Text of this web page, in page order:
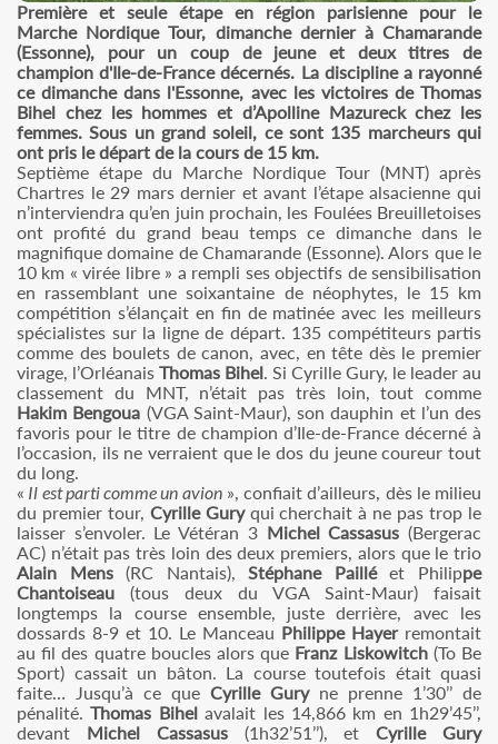
Première et seule étape en région parisienne pour le
Marche Nordique Tour, dimanche dernier à Chamarande
(Essonne), pour un coup de jeune et deux titres de
champion d'Ile-de-France décernés. La discipline a rayonné
ce dimanche dans l'Essonne, avec les victoires de Thomas
Bihel chez les hommes et d’Apolline Mazureck chez les
femmes. Sous un grand soleil, ce sont 135 marcheurs qui
ont pris le départ de la cours de 15 km.
Septième étape du Marche Nordique Tour (MNT) après
Chartres le 29 mars dernier et avant l’étape alsacienne qui
n’interviendra qu’en juin prochain, les Foulées Breuilletoises
ont profité du grand beau temps ce dimanche dans le
magnifique domaine de Chamarande (Essonne). Alors que le
10 km « virée libre » a rempli ses objectifs de sensibilisation
en rassemblant une soixantaine de néophytes, le 15 km
compétition s’élançait en fin de matinée avec les meilleurs
spécialistes sur la ligne de départ. 135 compétiteurs partis
comme des boulets de canon, avec, en tête dès le premier
virage, l’Orléanais Thomas Bihel. Si Cyrille Gury, le leader au
classement du MNT, n’était pas très loin, tout comme
Hakim Bengoua (VGA Saint-Maur), son dauphin et l’un des
favoris pour le titre de champion d’Ile-de-France décerné à
l’occasion, ils ne verraient que le dos du jeune coureur tout
du long.
« Il est parti comme un avion», confiait d’ailleurs, dès le milieu
du premier tour, Cyrille Guryqui cherchait à ne pas trop le
laisser s’envoler. Le Vétéran 3 Michel Cassasus (Bergerac
AC) n’était pas très loin des deux premiers, alors que le trio
Alain Mens(RC Nantais),Stéphane Pailléet Philippe
Chantoiseau (tous deux du VGA Saint-Maur) faisait
longtemps la course ensemble, juste derrière, avec les
dossards 8-9 et 10. Le Manceau Philippe Hayerremontait
au fil des quatre boucles alors que Franz Liskowitch (To Be
Sport) cassait un bâton. La course toutefois était quasi
faite… Jusqu’à ce que Cyrille Guryne prenne 1’30’’ de
pénalité.Thomas Bihelavalait les 14,866 km en 1h29’45’’,
devant Michel Cassasus(1h32’51’’), etCyrille Gury